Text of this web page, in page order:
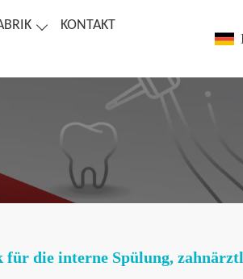
KONTAKT
für die interne Spülung,